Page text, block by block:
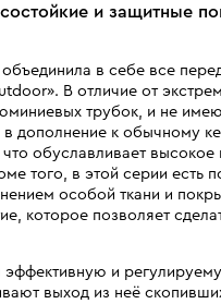
и защитные
в себе все
В отличие от
трубок, и не
в дополнение к обычному
обуславливает
того, в этой серии есть
особой ткани и
которое позволяет
и
выход из неё